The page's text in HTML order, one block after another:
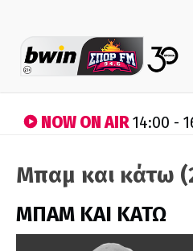
NOW ON AIR14:00 -
Μπαμ και κάτω
ΜΠΑΜ ΚΑΙ ΚΑΤΩ